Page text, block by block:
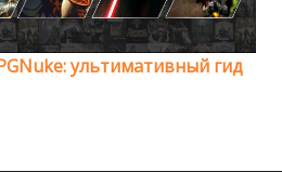
ультимативный гид